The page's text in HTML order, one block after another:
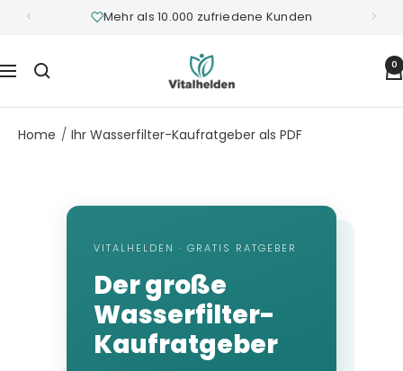
Mehr als 10.000 zufriedene Kunden
Navigation
Vitalhelden.de 0
Home Ihr Wasserfilter-Kaufratgeber als PDF
VITALHELDEN · GRATIS RATGEBER
Der große
Wasserfilter-
Kaufratgeber